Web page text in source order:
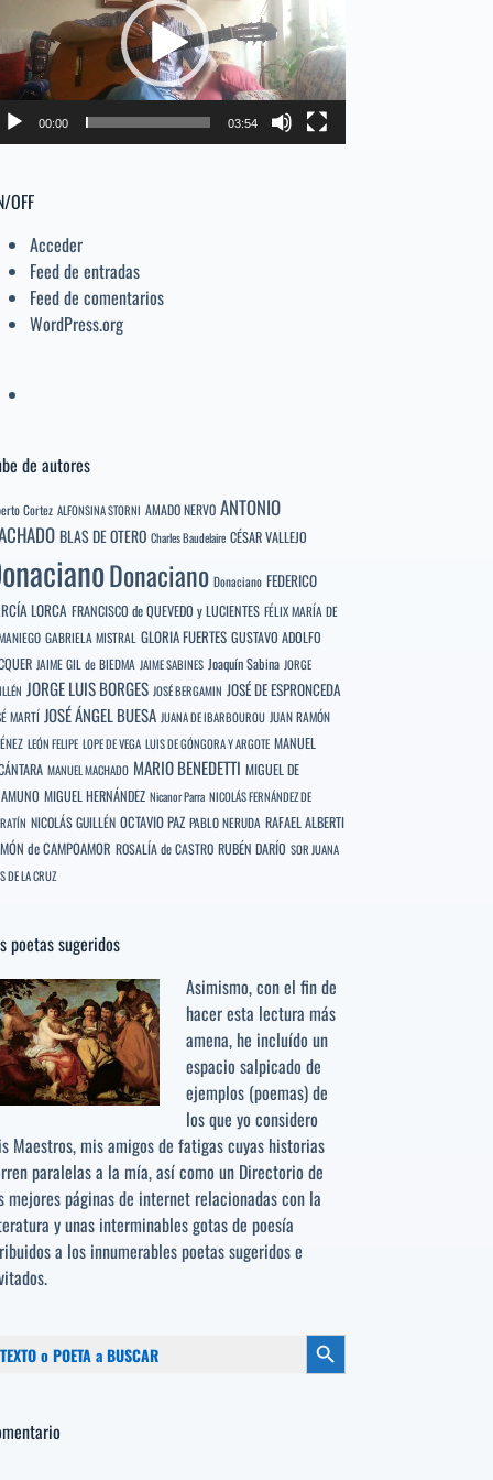
volumen.
00:00 03:54
OFF
Acceder
Feed de entradas
Feed de comentarios
WordPress.org
de autores
Cortez ALFONSINA STORNI AMADO NERVO ANTONIO
BLAS DE OTERO Charles Baudelaire CÉSAR VALLEJO
Donaciano Donaciano FEDERICO
LORCA FRANCISCO de QUEVEDO y LUCIENTES FÉLIX MARÍA DE
GABRIELA MISTRAL GLORIA FUERTES GUSTAVO ADOLFO
JAIME GIL de BIEDMA JAIME SABINES Joaquín Sabina JORGE
JORGE LUIS BORGES JOSÉ BERGAMIN JOSÉ DE ESPRONCEDA
MARTÍ JOSÉ ÁNGEL BUESA JUANA DE IBARBOUROU JUAN RAMÓN
LEÓN FELIPE LOPE DE VEGA LUIS DE GÓNGORA Y ARGOTE MANUEL
MANUEL MACHADO MARIO BENEDETTI MIGUEL DE
MIGUEL HERNÁNDEZ Nicanor Parra NICOLÁS FERNÁNDEZ DE
NICOLÁS GUILLÉN OCTAVIO PAZ PABLO NERUDA RAFAEL ALBERTI
de CAMPOAMOR ROSALÍA de CASTRO RUBÉN DARÍO SOR JUANA
DE LA CRUZ
poetas sugeridos
Asimismo, con el fin de
hacer esta lectura más
amena, he incluído un
espacio salpicado de
ejemplos (poemas) de
los que yo considero
Maestros, mis amigos de fatigas cuyas historias
paralelas a la mía, así como un Directorio de
mejores páginas de internet relacionadas con la
y unas interminables gotas de poesía
a los innumerables poetas sugeridose
Botón de búsqueda